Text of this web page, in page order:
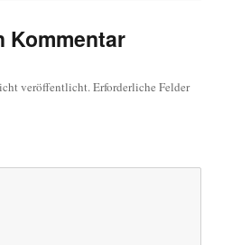
Kommentar
veröffentlicht.Erforderliche Felder